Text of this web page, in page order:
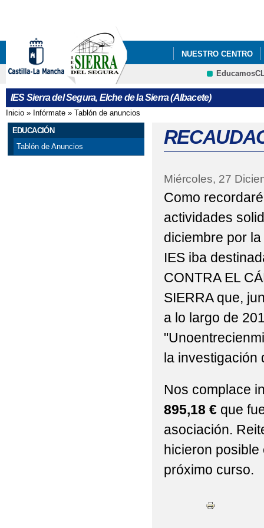
NUESTRO CENTRO
IES Sierra del Segura, Elche de la Sierra (Albacete)
Se encuentra usted aquí
Inicio » Infórmate » Tablón de anuncios
EDUCACIÓN
Tablón de Anuncios
Miércoles, 27
Como
actividades
diciembre por
IES iba
CONTRA EL
SIERRA que,
a lo largo de
la investigación
Nos complace
895,18 € que
asociación.
hicieron
próximo curso.